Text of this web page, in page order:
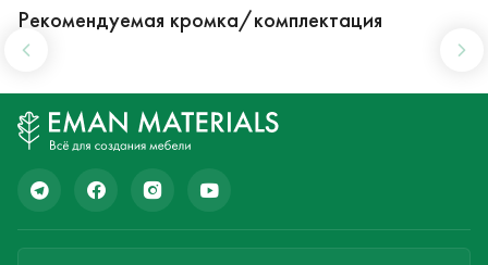
Рекомендуемая кромка/комплектация